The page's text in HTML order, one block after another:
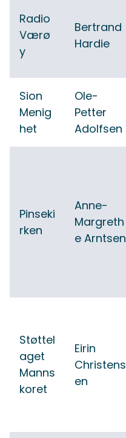
Radio
Værø
y
Bertrand
Hardie
Sion
Menig
het
Ole-
Petter
Adolfsen
Pinseki
rken
Anne-
Margreth
e Arntsen
Støttel
aget
Manns
koret
Eirin
Christens
en